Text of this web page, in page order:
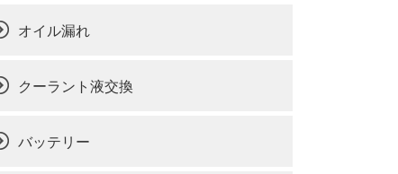
オイル漏れ
クーラント液交換
バッテリー